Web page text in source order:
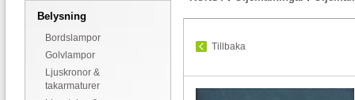
Belysning
Bordslampor
Golvlampor
Ljuskronor &
takarmaturer
Tillbaka